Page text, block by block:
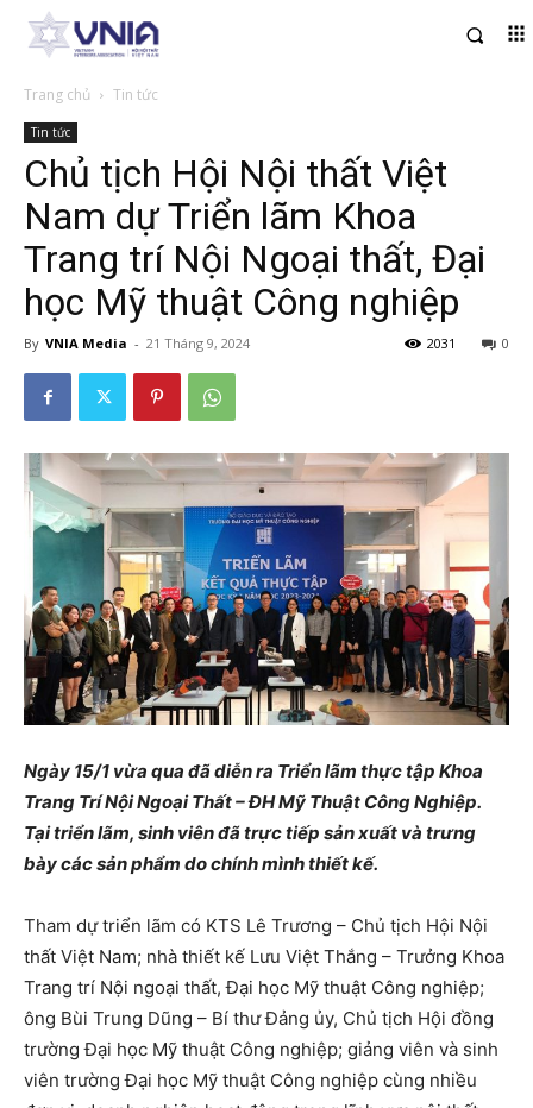
Trang chủ Tin tức
Tin tức
Chủ tịch Hội Nội thất Việt
Nam dự Triển lãm Khoa
Trang trí Nội Ngoại thất, Đại
học Mỹ thuật Công nghiệp
By VNIA Media - 21 Tháng 9, 2024 0
2031
Ngày 15/1 vừa qua đã diễn ra Triển lãm thực tập Khoa
Trang Trí Nội Ngoại Thất – ĐH Mỹ Thuật Công Nghiệp.
Tại triển lãm, sinh viên đã trực tiếp sản xuất và trưng
bày các sản phẩm do chính mình thiết kế.
Tham dự triển lãm có KTS Lê Trương – Chủ tịch Hội Nội
thất Việt Nam; nhà thiết kế Lưu Việt Thắng – Trưởng Khoa
Trang trí Nội ngoại thất, Đại học Mỹ thuật Công nghiệp;
ông Bùi Trung Dũng – Bí thư Đảng ủy, Chủ tịch Hội đồng
trường Đại học Mỹ thuật Công nghiệp; giảng viên và sinh
viên trường Đại học Mỹ thuật Công nghiệp cùng nhiều